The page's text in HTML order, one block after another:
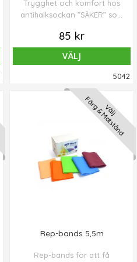
Trygghet och komfort hos
antihalksockan ”SÄKER” som
85 kr
VÄLJ
5042
Välj
Färg & Motstånd
Rep-bands 5,5m
Rep-bands för att få